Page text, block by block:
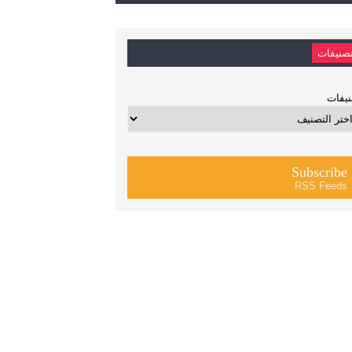
Subscribe
RSS Feeds